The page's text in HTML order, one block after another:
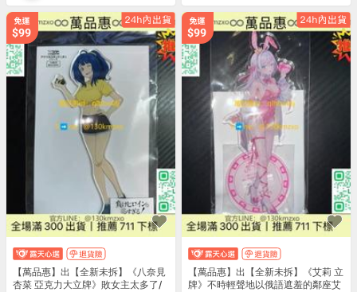
【萬品惠】出【全新未拆】《八奈見
杏菜 亞克力大立牌》敗女主太多了/
【萬品惠】出【全新未拆】《艾莉 立
牌》不時輕聲地以俄語遮羞的鄰座艾